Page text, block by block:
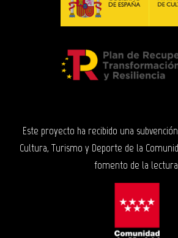
Este proyecto ha recibido una
Cultura, Turismo y Deporte de la
fomento de la